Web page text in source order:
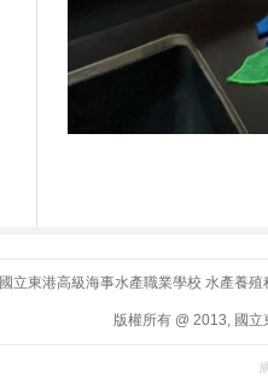
國立東港高級海事水產職業學校 水產養
版權所有 @ 2013, 國